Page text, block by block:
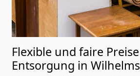
Flexible und faire
Entsorgung in